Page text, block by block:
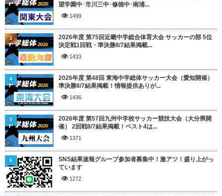
望学園中･市川三中･修徳中･南浦...
1499
2026年度 第75回近畿中学総合体育大会 サッカーの部 5位
決定戦1回戦・準決勝8/7結果掲載...
1433
3
2026年度 第48回 東海中学総体サッカー大会（愛知開催）
準決勝8/7結果掲載！情報提供ありが...
1436
4
2026年度 第57回九州中学校サッカー競技大会（大分県開
催） 2回戦8/7結果掲載！ベスト4は...
1371
5
SNS結果速報グループ参加者募集中！激アツ！盛り上がっ
ています
1272
6